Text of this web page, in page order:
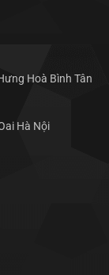
Hoà Bình Tân
Hà Nội